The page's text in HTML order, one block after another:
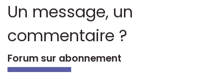
Un message, un
commentaire ?
Forum sur abonnement